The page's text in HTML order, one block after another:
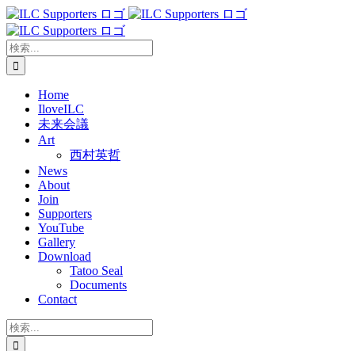
Skip
to
content
検
索
…
Home
IloveILC
未来会議
Art
西村英哲
News
About
Join
Supporters
YouTube
Gallery
Download
Tatoo Seal
Documents
Contact
検
索